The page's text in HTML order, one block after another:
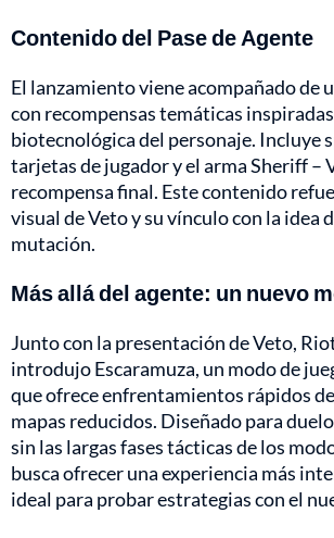
Contenido del Pase de Agente
El lanzamiento viene acompañado de
con recompensas temáticas
biotecnológica del personaje. Incluye
tarjetas de jugador y el arma Sheriff –
recompensa final. Este contenido
visual de Veto y su vínculo con la idea
mutación.
Más allá del agente: un nuevo
Junto con la presentación de Veto,
introdujo Escaramuza, un modo de
que ofrece enfrentamientos rápidos
mapas reducidos. Diseñado para
sin las largas fases tácticas de los
busca ofrecer una experiencia más
ideal para probar estrategias con el